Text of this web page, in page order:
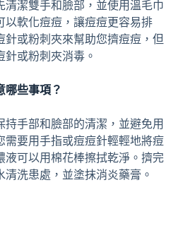
清潔雙手和臉部，並使用溫毛巾
以軟化痘痘，讓痘痘更容易排
針或粉刺夾來幫助您擠痘痘，但
或粉刺夾消毒。
哪些事項？
持手部和臉部的清潔，並避免用
需要用手指或痘痘針輕輕地將痘
液可以用棉花棒擦拭乾淨。擠完
洗患處，並塗抹消炎藥膏。